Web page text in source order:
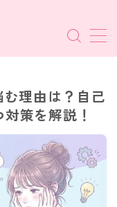
理由は？自己
策を解説！